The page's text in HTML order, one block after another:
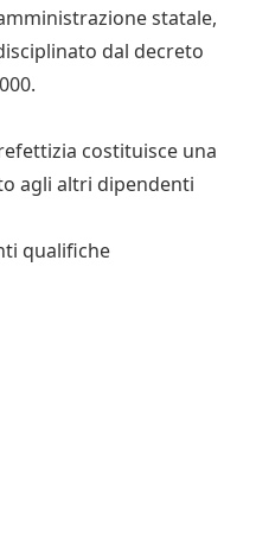
statale,
dal decreto
costituisce una
agli altri dipendenti
qualifiche